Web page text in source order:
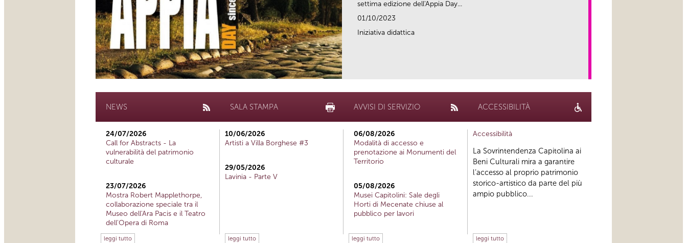
settima edizione dell'Appia Day...
01/10/2023
Iniziativa didattica
NEWS
24/07/2026
Call for Abstracts - La
vulnerabilità del patrimonio
culturale
23/07/2026
Mostra Robert Mapplethorpe,
collaborazione speciale tra il
Museo dell'Ara Pacis e il Teatro
dell'Opera di Roma
leggi tutto
SALA STAMPA
10/06/2026
Artisti a Villa Borghese #3
29/05/2026
Lavinia - Parte V
leggi tutto
AVVISI DI SERVIZIO
06/08/2026
Modalità di accesso e
prenotazione ai Monumenti del
Territorio
05/08/2026
Musei Capitolini: Sale degli
Horti di Mecenate chiuse al
pubblico per lavori
leggi tutto
ACCESSIBILITÀ
Accessibilità
La Sovrintendenza Capitolina ai
Beni Culturali mira a garantire
l’accesso al proprio patrimonio
storico-artistico da parte del più
ampio pubblico...
leggi tutto